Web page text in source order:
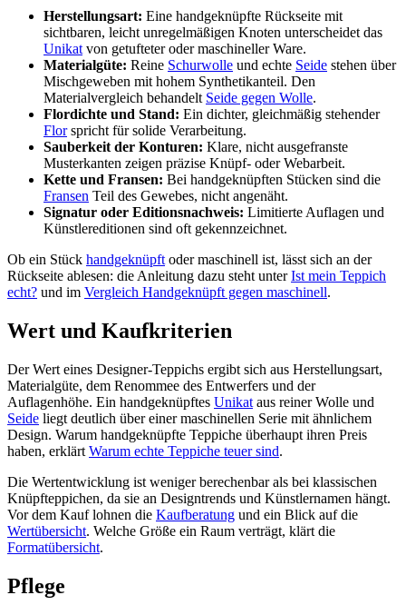
Herstellungsart: Eine handgeknüpfte Rückseite mit
sichtbaren, leicht unregelmäßigen Knoten unterscheidet das
Unikat von getufteter oder maschineller Ware.
Materialgüte: Reine Schurwolle und echte Seide stehen über
Mischgeweben mit hohem Synthetikanteil. Den
Materialvergleich behandelt Seide gegen Wolle.
Flordichte und Stand: Ein dichter, gleichmäßig stehender
Florspricht für solide Verarbeitung.
Sauberkeit der Konturen: Klare, nicht ausgefranste
Musterkanten zeigen präzise Knüpf- oder Webarbeit.
Kette und Fransen: Bei handgeknüpften Stücken sind die
Fransen Teil des Gewebes, nicht angenäht.
Signatur oder Editionsnachweis: Limitierte Auflagen und
Künstlereditionen sind oft gekennzeichnet.
Ob ein Stück handgeknüpft oder maschinell ist, lässt sich an der
Rückseite ablesen: die Anleitung dazu steht unterIst mein Teppich
echt? und im Vergleich Handgeknüpft gegen maschinell.
Wert und Kaufkriterien
Der Wert eines Designer-Teppichs ergibt sich aus Herstellungsart,
Materialgüte, dem Renommee des Entwerfers und der
Auflagenhöhe. Ein handgeknüpftes Unikat aus reiner Wolle und
Seide liegt deutlich über einer maschinellen Serie mit ähnlichem
Design. Warum handgeknüpfte Teppiche überhaupt ihren Preis
haben, erklärt Warum echte Teppiche teuer sind.
Die Wertentwicklung ist weniger berechenbar als bei klassischen
Knüpfteppichen, da sie an Designtrends und Künstlernamen hängt.
Vor dem Kauf lohnen die Kaufberatung und ein Blick auf die
Wertübersicht. Welche Größe ein Raum verträgt, klärt die
Formatübersicht.
Pflege